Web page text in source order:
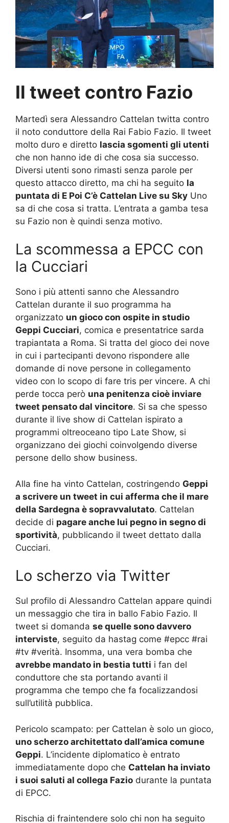
Il tweet contro Fazio
Martedì sera Alessandro Cattelan twitta contro
il noto conduttore della Rai Fabio Fazio. Il tweet
molto duro e diretto lascia sgomenti gli utenti
che non hanno ide di che cosa sia successo.
Diversi utenti sono rimasti senza parole per
questo attacco diretto, ma chi ha seguito la
puntata di E Poi C’è Cattelan Live su Sky Uno
sa di che cosa si tratta. L’entrata a gamba tesa
su Fazio non è quindi senza motivo.
La scommessa a EPCC con
la Cucciari
Sono i più attenti sanno che Alessandro
Cattelan durante il suo programma ha
organizzato un gioco con ospite in studio
Geppi Cucciari, comica e presentatrice sarda
trapiantata a Roma. Si tratta del gioco dei nove
in cui i partecipanti devono rispondere alle
domande di nove persone in collegamento
video con lo scopo di fare tris per vincere. A chi
perde tocca però una penitenza cioè inviare
tweet pensato dal vincitore. Si sa che spesso
durante il live show di Cattelan ispirato a
programmi oltreoceano tipo Late Show, si
organizzano dei giochi coinvolgendo diverse
persone dello show business.
Alla fine ha vinto Cattelan, costringendo Geppi
a scrivere un tweet in cui afferma che il mare
della Sardegna è sopravvalutato. Cattelan
decide di pagare anche lui pegno in segno di
sportività, pubblicando il tweet dettato dalla
Cucciari.
Lo scherzo via Twitter
Sul profilo di Alessandro Cattelan appare quindi
un messaggio che tira in ballo Fabio Fazio. Il
tweet si domanda se quelle sono davvero
interviste, seguito da hastag come #epcc #rai
#tv #verità. Insomma, una vera bomba che
avrebbe mandato in bestia tutti i fan del
conduttore che sta portando avanti il
programma che tempo che fa focalizzandosi
sull’utilità pubblica.
Pericolo scampato: per Cattelan è solo un gioco,
uno scherzo architettato dall’amica comune
Geppi. L’incidente diplomatico è entrato
immediatamente dopo che Cattelan ha inviato
i suoi saluti al collega Fazio durante la puntata
di EPCC.
Rischia di fraintendere solo chi non ha seguito